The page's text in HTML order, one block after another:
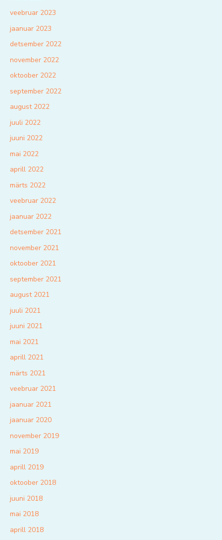
veebruar 2023
jaanuar 2023
detsember 2022
november 2022
oktoober 2022
september 2022
august 2022
juuli 2022
juuni 2022
mai 2022
aprill 2022
märts 2022
veebruar 2022
jaanuar 2022
detsember 2021
november 2021
oktoober 2021
september 2021
august 2021
juuli 2021
juuni 2021
mai 2021
aprill 2021
märts 2021
veebruar 2021
jaanuar 2021
jaanuar 2020
november 2019
mai 2019
aprill 2019
oktoober 2018
juuni 2018
mai 2018
aprill 2018